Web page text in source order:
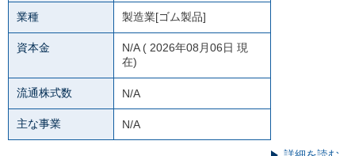
業種 製造業[ゴム製品]
資本金 N/A( 2026年08月06日 現
在)
流通株式数 N/A
主な事業 N/A